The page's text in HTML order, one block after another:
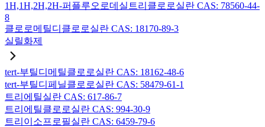
1H,1H,2H,2H-퍼플루오로데실트리클로로실란 CAS: 78560-44-
8
클로로메틸디클로로실란 CAS: 18170-89-3
실릴화제
tert-부틸디메틸클로로실란 CAS: 18162-48-6
tert-부틸디페닐클로로실란 CAS: 58479-61-1
트리에틸실란 CAS: 617-86-7
트리에틸클로로실란 CAS: 994-30-9
트리이소프로필실란 CAS: 6459-79-6